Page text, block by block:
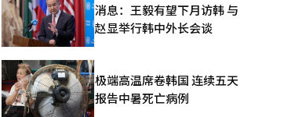
消息：王毅有望下月访韩 与
赵显举行韩中外长会谈
极端高温席卷韩国 连续五天
报告中暑死亡病例